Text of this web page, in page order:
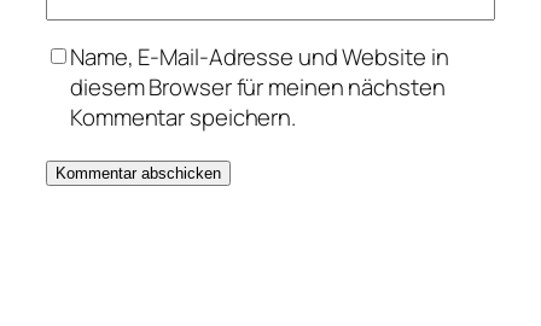
Name, E-Mail-Adresse und Website in
diesem Browser für meinen nächsten
Kommentar speichern.